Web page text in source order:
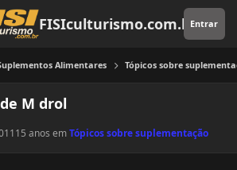
FISIculturismo.com.brEntrar
Alimentares Tópicos sobre
M drol
15 anos emTópicos sobre suplementação